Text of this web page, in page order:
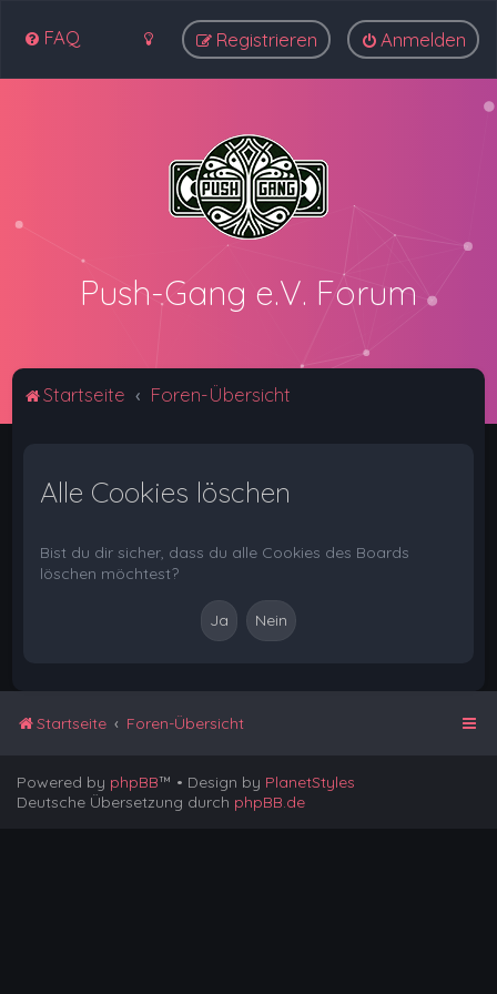
FAQ Anmelden
Registrieren
Push-Gang e.V. Forum
Startseite Foren-Übersicht
Alle Cookies löschen
Bist du dir sicher, dass du alle Cookies des Boards
löschen möchtest?
Startseite Foren-Übersicht
Powered by phpBB™ • Design by PlanetStyles
Deutsche Übersetzung durch phpBB.de